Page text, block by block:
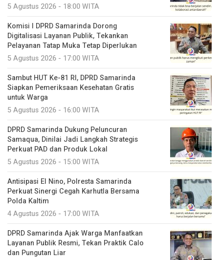
5 Agustus 2026 - 18:00 WITA
Komisi I DPRD Samarinda Dorong
Digitalisasi Layanan Publik, Tekankan
Pelayanan Tatap Muka Tetap Diperlukan
5 Agustus 2026 - 17:00 WITA
Sambut HUT Ke-81 RI, DPRD Samarinda
Siapkan Pemeriksaan Kesehatan Gratis
untuk Warga
5 Agustus 2026 - 16:00 WITA
DPRD Samarinda Dukung Peluncuran
Samaqua, Dinilai Jadi Langkah Strategis
Perkuat PAD dan Produk Lokal
5 Agustus 2026 - 15:00 WITA
Antisipasi El Nino, Polresta Samarinda
Perkuat Sinergi Cegah Karhutla Bersama
Polda Kaltim
4 Agustus 2026 - 17:00 WITA
DPRD Samarinda Ajak Warga Manfaatkan
Layanan Publik Resmi, Tekan Praktik Calo
dan Pungutan Liar